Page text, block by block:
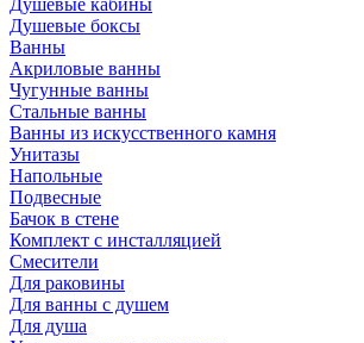
Душевые кабины
Душевые боксы
Ванны
Акриловые ванны
Чугунные ванны
Стальные ванны
Ванны из искусственного камня
Унитазы
Напольные
Подвесные
Бачок в стене
Комплект с инсталляцией
Смесители
Для раковины
Для ванны с душем
Для душа